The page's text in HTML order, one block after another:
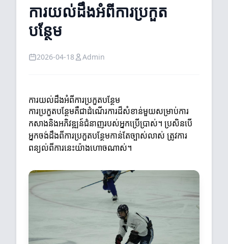
ការយល់ដឹងអំពីការប្រកួត
បន្ថែម
2026-04-18 Admin
ការយល់ដឹងអំពីការប្រកួតបន្ថែម
ការប្រកួតបន្ថែមគឺជាដំណើរការដ៏សំខាន់មួយសម្រាប់ការ
កសាងនិងអភិវឌ្ឍន៍ជំនាញរបស់អ្នកប្រើប្រាស់។ ប្រសិនបើ
អ្នកចង់ដឹងពីការប្រកួតបន្ថែមកាន់តែច្បាស់លាស់ ត្រូវការ
ពន្យល់ពីការនេះយ៉ាងហោចណាស់។